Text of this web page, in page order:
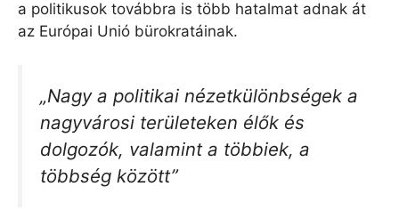
a politikusok továbbra is több hatalmat adnak át
az Európai Unió bürokratáinak.
„Nagy a politikai nézetkülönbségek a
nagyvárosi területeken élők és
dolgozók, valamint a többiek, a
többség között”